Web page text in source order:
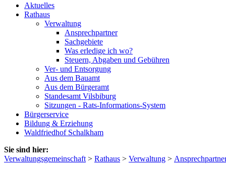
Aktuelles
Rathaus
Verwaltung
Ansprechpartner
Sachgebiete
Was erledige ich wo?
Steuern, Abgaben und Gebühren
Ver- und Entsorgung
Aus dem Bauamt
Aus dem Bürgeramt
Standesamt Vilsbiburg
Sitzungen - Rats-Informations-System
Bürgerservice
Bildung & Erziehung
Waldfriedhof Schalkham
Sie sind hier:
Verwaltungsgemeinschaft > Rathaus > Verwaltung >